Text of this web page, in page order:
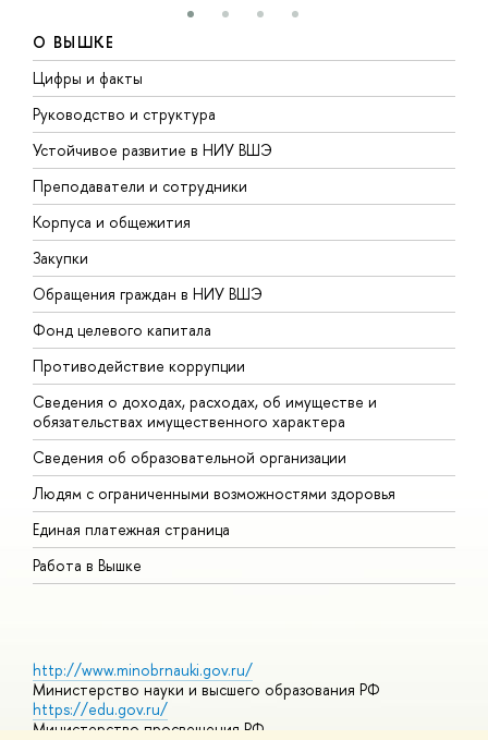
О ВЫШКЕ
Цифры и факты
Руководство и структура
Устойчивое развитие в НИУ ВШЭ
Преподаватели и сотрудники
Корпуса и общежития
Закупки
Обращения граждан в НИУ ВШЭ
Фонд целевого капитала
Противодействие коррупции
Сведения о доходах, расходах, об имуществе и
обязательствах имущественного характера
Сведения об образовательной организации
Людям с ограниченными возможностями здоровья
Единая платежная страница
Работа в Вышке
http://www.minobrnauki.gov.ru/
Министерство науки и высшего образования РФ
https://edu.gov.ru/
Министерство просвещения РФ